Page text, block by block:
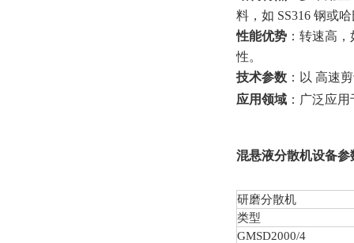
料，如 SS316 钢或
性能优势 ：转速高
性。
技术参数 ：以 高速
应用领域 ：广泛应
混悬液分散机设备参
研磨分散机
类型
GMSD2000/4